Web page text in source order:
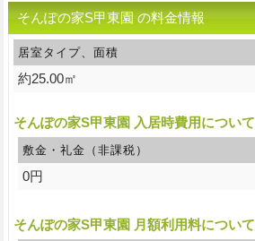
そんぽの家S甲東園 の料金情報
居室タイプ、面積
約25.00㎡
そんぽの家S甲東園 入居時費用について
敷金・礼金（非課税）
0円
そんぽの家S甲東園 月額利用料について